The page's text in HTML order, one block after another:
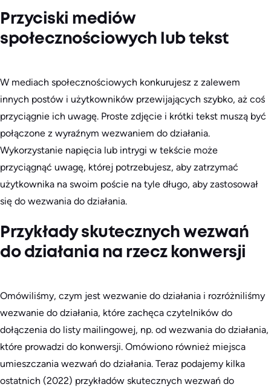
Przyciski mediów
społecznościowych lub tekst
W mediach społecznościowych konkurujesz z zalewem
innych postów i użytkowników przewijających szybko, aż coś
przyciągnie ich uwagę. Proste zdjęcie i krótki tekst muszą być
połączone z wyraźnym wezwaniem do działania.
Wykorzystanie napięcia lub intrygi w tekście może
przyciągnąć uwagę, której potrzebujesz, aby zatrzymać
użytkownika na swoim poście na tyle długo, aby zastosował
się do wezwania do działania.
Przykłady skutecznych wezwań
do działania na rzecz konwersji
Omówiliśmy, czym jest wezwanie do działania i rozróżniliśmy
wezwanie do działania, które zachęca czytelników do
dołączenia do listy mailingowej, np. od wezwania do działania,
które prowadzi do konwersji. Omówiono również miejsca
umieszczania wezwań do działania. Teraz podajemy kilka
ostatnich (2022) przykładów skutecznych wezwań do